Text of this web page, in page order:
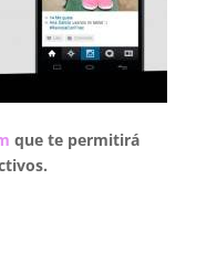
que te permitirá